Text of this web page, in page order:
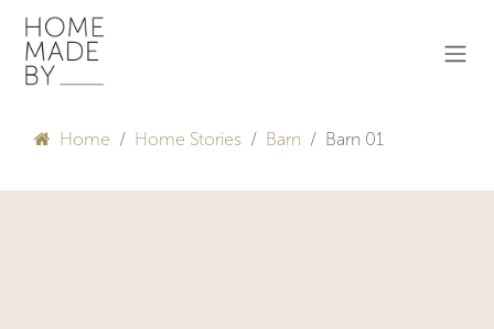
Overslaan naar inhoud
Home Home Stories Barn Barn 01